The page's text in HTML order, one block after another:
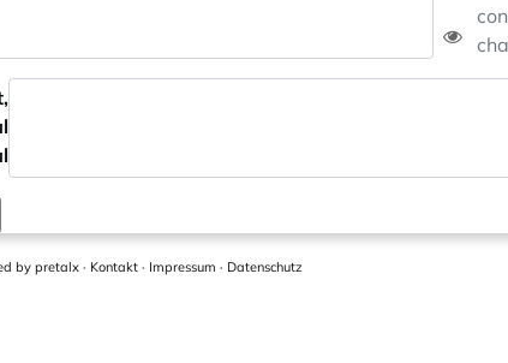
by pretalx · Kontakt · Impressum · Datenschutz